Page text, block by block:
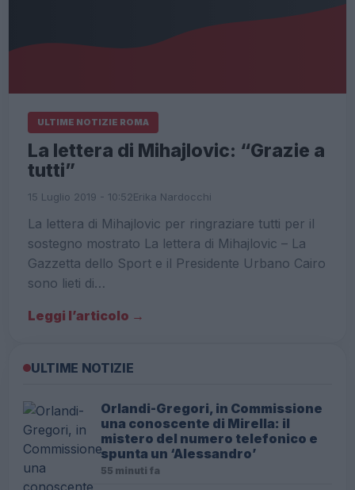
ULTIME NOTIZIE ROMA
La lettera di Mihajlovic: “Grazie a
tutti”
15 Luglio 2019 - 10:52Erika Nardocchi
La lettera di Mihajlovic per ringraziare tutti per il
sostegno mostrato La lettera di Mihajlovic – La
Gazzetta dello Sport e il Presidente Urbano Cairo
sono lieti di…
Leggi l’articolo →
ULTIME NOTIZIE
Orlandi-Gregori, in Commissione
una conoscente di Mirella: il
mistero del numero telefonico e
spunta un ‘Alessandro’
55 minuti fa